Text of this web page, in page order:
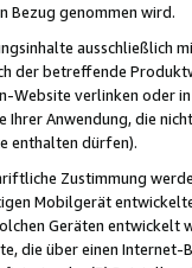
Bezug genommen wird.
ausschließlich
der betreffende
Website verlinken oder
Anwendung, die
enthalten dürfen).
Zustimmung
Mobilgerät
Geräten
die über einen